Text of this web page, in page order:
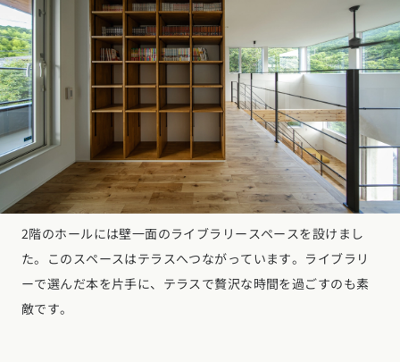
2階のホールには壁一面のライブラリースペースを設けまし
た。このスペースはテラスへつながっています。ライブラリ
ーで選んだ本を片手に、テラスで贅沢な時間を過ごすのも素
敵です。